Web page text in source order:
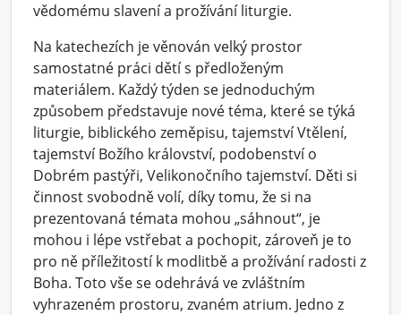
vědomému slavení a prožívání liturgie.
Na katechezích je věnován velký prostor
samostatné práci dětí s předloženým
materiálem. Každý týden se jednoduchým
způsobem představuje nové téma, které se týká
liturgie, biblického zeměpisu, tajemství Vtělení,
tajemství Božího království, podobenství o
Dobrém pastýři, Velikonočního tajemství. Děti si
činnost svobodně volí, díky tomu, že si na
prezentovaná témata mohou „sáhnout“, je
mohou i lépe vstřebat a pochopit, zároveň je to
pro ně příležitostí k modlitbě a prožívání radosti z
Boha. Toto vše se odehrává ve zvláštním
vyhrazeném prostoru, zvaném atrium. Jedno z